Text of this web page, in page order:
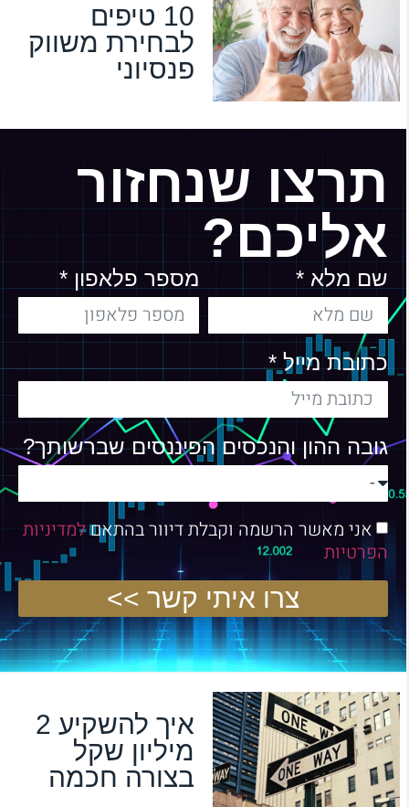
10 טיפים
לבחירת משווק
פנסיוני
תרצו שנחזור
אליכם?
שם מלא * מספר פלאפון *
כתובת מייל *
גובה ההון והנכסים הפיננסים שברשותך?
אני מאשר הרשמה וקבלת דיוור בהתאםלמדיניות
הפרטיות
צרו איתי קשר >>
איך להשקיע 2
מיליון שקל
בצורה חכמה